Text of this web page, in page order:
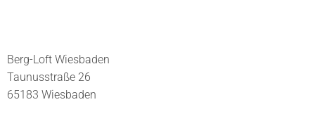
Berg-Loft Wiesbaden
Taunusstraße 26
65183 Wiesbaden